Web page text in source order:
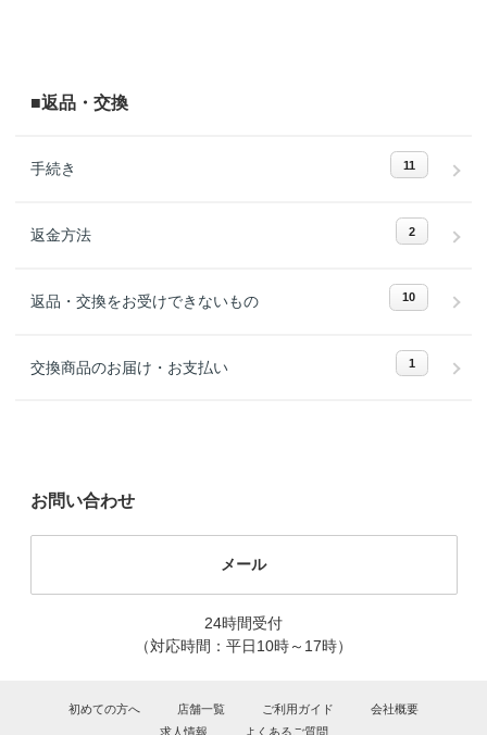
■返品・交換
手続き 11
返金方法 2
返品・交換をお受けできないもの 10
交換商品のお届け・お支払い 1
お問い合わせ
メール
24時間受付
（対応時間：平日10時～17時）
初めての方へ 店舗一覧 ご利用ガイド
会社概要
求人情報
よくあるご質問